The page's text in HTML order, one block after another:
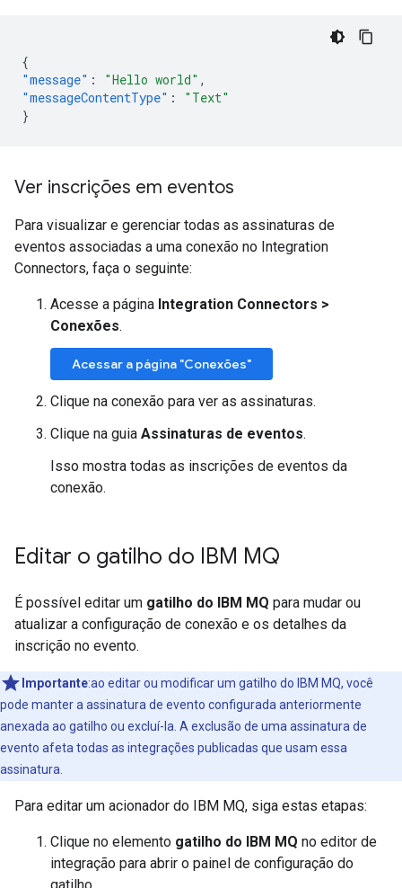
{
"message" : "Hello world" ,
"messageContentType" :
"Text"
}
Ver inscrições em eventos
Para visualizar e gerenciar todas as assinaturas de
eventos associadas a uma conexão no Integration
Connectors, faça o seguinte:
Acesse a página Integration Connectors >
Conexões.
Acessar a página "Conexões"
Clique na conexão para ver as assinaturas.
Clique na guia Assinaturas de eventos.
Isso mostra todas as inscrições de eventos da
conexão.
Editar o gatilho do IBM MQ
É possível editar um gatilho do IBM MQ para mudar ou
atualizar a configuração de conexão e os detalhes da
inscrição no evento.
Importante:ao editar ou modificar um gatilho do IBM MQ, você
pode manter a assinatura de evento configurada anteriormente
anexada ao gatilho ou excluí-la. A exclusão de uma assinatura de
evento afeta todas as integrações publicadas que usam essa
assinatura.
Para editar um acionador do IBM MQ, siga estas etapas:
Clique no elemento gatilho do IBM MQ no editor de
integração para abrir o painel de configuração do